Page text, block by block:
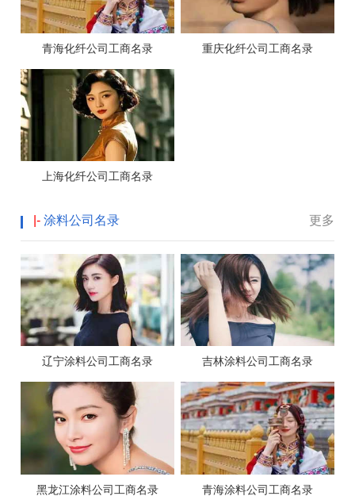
青海化纤公司工商名录 重庆化纤公司工商名录
上海化纤公司工商名录
更多
|- 涂料公司名录
辽宁涂料公司工商名录 吉林涂料公司工商名录
黑龙江涂料公司工商名录 青海涂料公司工商名录